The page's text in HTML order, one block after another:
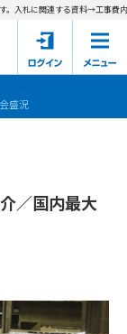
入札に関連する資料→工事費内訳
盛況
／国内最大